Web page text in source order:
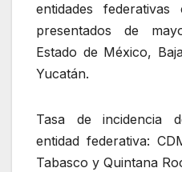
entidades
presentados de
Estado de México,
Yucatán.
Tasa de incidencia
entidad federativa:
Tabasco y Quintana